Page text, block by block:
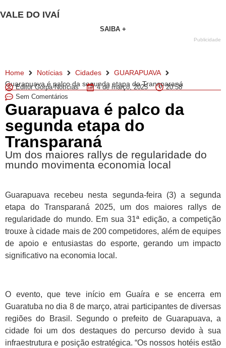
VALE DO IVAÍ
SAIBA +
Publicidade
Home Notícias Cidades
GUARAPUAVA
Guarapuava é palco da segunda etapa do Transparaná
Editor Gorpa Notícias 4 de março, 2025
20:58
Sem Comentários
Guarapuava é palco da
segunda etapa do
Transparaná
Um dos maiores rallys de regularidade do
mundo movimenta economia local
Guarapuava recebeu nesta segunda-feira (3) a segunda
etapa do Transparaná 2025, um dos maiores rallys de
regularidade do mundo. Em sua 31ª edição, a competição
trouxe à cidade mais de 200 competidores, além de equipes
de apoio e entusiastas do esporte, gerando um impacto
significativo na economia local.
O evento, que teve início em Guaíra e se encerra em
Guaratuba no dia 8 de março, atrai participantes de diversas
regiões do Brasil. Segundo o prefeito de Guarapuava, a
cidade foi um dos destaques do percurso devido à sua
infraestrutura e posição estratégica. “Os nossos hotéis estão